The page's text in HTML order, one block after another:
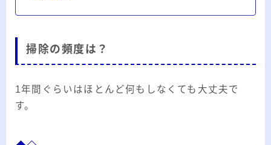
掃除の頻度は？
1年間ぐらいはほとんど何もしなくても大丈夫で
す。